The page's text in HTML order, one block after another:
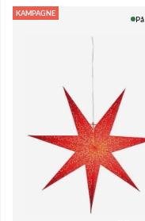
KAMPAGNE